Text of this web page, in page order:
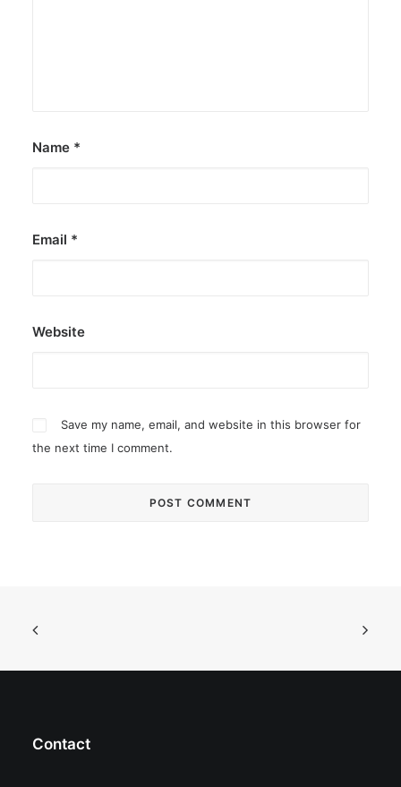
Name *
Email *
Website
Save my name, email, and website in this browser for
the next time I comment.
Contact